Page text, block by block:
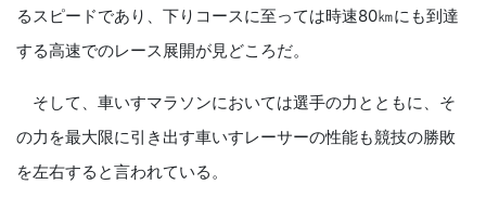
るスピードであり、下りコースに至っては時速80㎞にも到達
する高速でのレース展開が見どころだ。
そして、車いすマラソンにおいては選手の力とともに、そ
の力を最大限に引き出す車いすレーサーの性能も競技の勝敗
を左右すると言われている。